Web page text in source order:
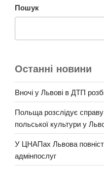
Пошук
Останні новини
Вночі у Львові в ДТП
Польща розслідує
польської культури у
У ЦНАПах Львова
адмінпослуг